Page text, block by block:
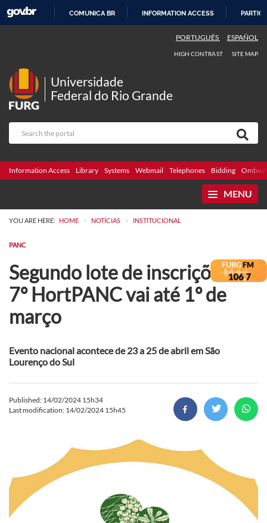
COMUNICA BR INFORMATION ACCESS
PORTUGUÊS ESPAÑOL
HIGH CONTRAST SITE MAP
Universidade
Federal do Rio Grande
Information Access Library Systems Webmail Telephones Bidding
MENU
YOU ARE HERE: HOME > NOTÍCIAS > INSTITUCIONAL
PANC
Segundo lote de inscrições do
7º HortPANC vai até 1º de
março
Evento nacional acontece de 23 a 25 de abril em São
Lourenço do Sul
Published: 14/02/2024 15h34
Last modification: 14/02/2024 15h45